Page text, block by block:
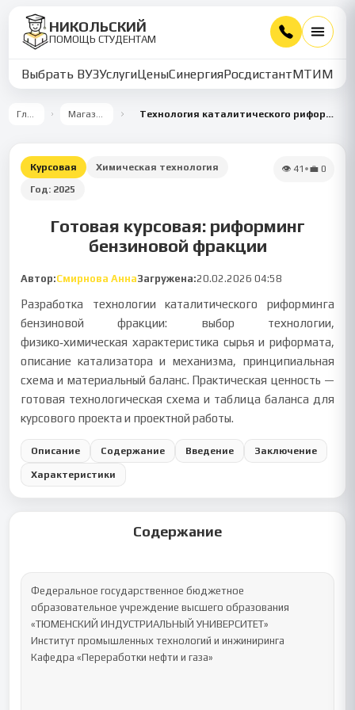
НИКОЛЬСКИЙ
ПОМОЩЬ СТУДЕНТАМ
Выбрать ВУЗУслугиЦеныСинергияРосдистантМТИММУ
Главная Магазин работ Технология каталитического риформинга бензиновой фракции с регенерацией катализатора
Курсовая
Химическая технология
Год: 2025
👁 41 •💼 0
Готовая курсовая: риформинг
бензиновой фракции
Автор:Смирнова АннаЗагружена:20.02.2026 04:58
Разработка технологии каталитического риформинга
бензиновой фракции: выбор технологии,
физико‑химическая характеристика сырья и риформата,
описание катализатора и механизма, принципиальная
схема и материальный баланс. Практическая ценность —
готовая технологическая схема и таблица баланса для
курсового проекта и проектной работы.
Описание Содержание Введение Заключение
Характеристики
Содержание
Федеральное государственное бюджетное
образовательное учреждение высшего образования
«ТЮМЕНСКИЙ ИНДУСТРИАЛЬНЫЙ УНИВЕРСИТЕТ»
Институт промышленных технологий и инжиниринга
Кафедра «Переработки нефти и газа»